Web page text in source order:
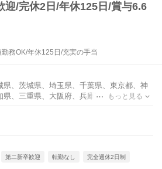
迎/完休2日/年休125日/賞与6.6
勤務OK/年休125日/充実の手当
県、茨城県、埼玉県、千葉県、東京都、神
県、三重県、大阪府、兵庫県、広島県、福
もっと見る
第二新卒歓迎 転勤なし 完全週休2日制